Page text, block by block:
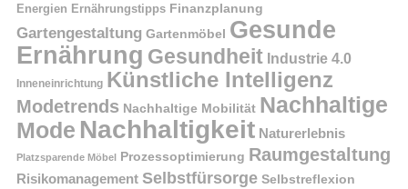
Energien Ernährungstipps Finanzplanung
Gartengestaltung Gartenmöbel Gesunde
Ernährung Gesundheit Industrie 4.0
Inneneinrichtung Künstliche Intelligenz
Modetrends Nachhaltige Mobilität Nachhaltige
Mode Nachhaltigkeit Naturerlebnis
Platzsparende Möbel Prozessoptimierung Raumgestaltung
Risikomanagement Selbstfürsorge Selbstreflexion